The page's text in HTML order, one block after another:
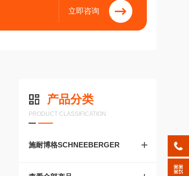
立即咨询
产品分类
PRODUCT CLASSIFICATION
施耐博格SCHNEEBERGER